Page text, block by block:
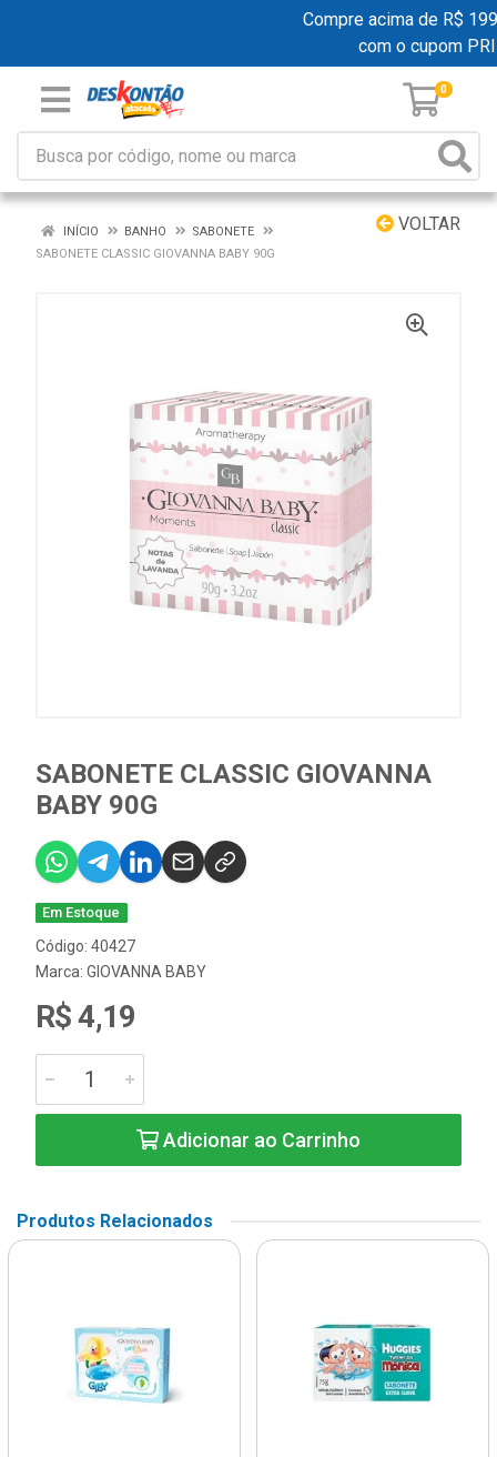
Compre acima de R$
com o cupom
0
VOLTAR
INÍCIO BANHO
SABONETE
SABONETE CLASSIC GIOVANNA BABY 90G
SABONETE CLASSIC GIOVANNA
BABY 90G
Em Estoque
Código: 40427
Marca: GIOVANNA BABY
R$ 4,19
Adicionar ao Carrinho
Produtos Relacionados